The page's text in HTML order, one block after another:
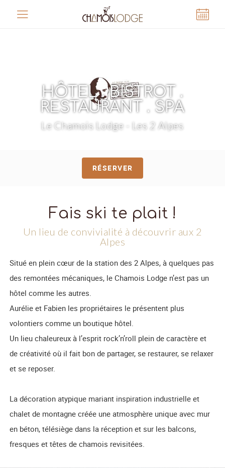
HÔTEL . BISTROT .
RESTAURANT . SPA
Le Chamois Lodge - Les 2 Alpes
RÉSERVER
Fais ski te plait !
Un lieu de convivialité à découvrir aux 2
Alpes
Situé en plein cœur de la station des 2 Alpes, à quelques pas
des remontées mécaniques, le Chamois Lodge n’est pas un
hôtel comme les autres.
Aurélie et Fabien les propriétaires le présentent plus
volontiers comme un boutique hôtel.
Un lieu chaleureux à l’esprit rock’n’roll plein de caractère et
de créativité où il fait bon de partager, se restaurer, se relaxer
et se reposer.
La décoration atypique mariant inspiration industrielle et
chalet de montagne créée une atmosphère unique avec mur
en béton, télésiège dans la réception et sur les balcons,
fresques et têtes de chamois revisitées.